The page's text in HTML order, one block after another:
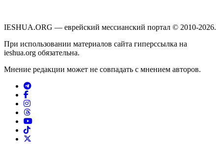
IESHUA.ORG — еврейский мессианский портал © 2010-2026.
При использовании материалов сайта гиперссылка на
ieshua.org обязательна.
Мнение редакции может не совпадать с мнением авторов.